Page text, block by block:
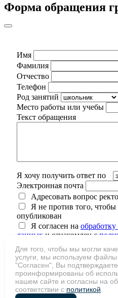
Форма обращения
Имя
Фамилия
Отчество
Телефон
Род занятий
Место работы или учебы
Текст обращения
Я хочу получить ответ по
Электронная почта
Адресовать вопрос
Я не против того,
опубликован
Я согласен на
данных и ознакомлен с
Сколько будет 2 + 11
Для того, чтобы мы могли
услуги, мы используем
"Согласен", Вы
проинформированы об
нашем сайте и согласны на
соответствии с политикой